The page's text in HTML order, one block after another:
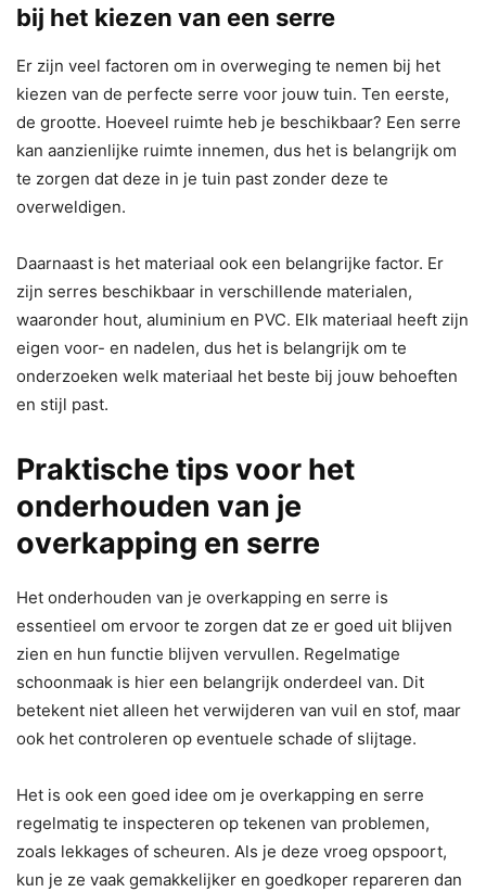
bij het kiezen van een serre
Er zijn veel factoren om in overweging te nemen bij het
kiezen van de perfecte serre voor jouw tuin. Ten eerste,
de grootte. Hoeveel ruimte heb je beschikbaar? Een serre
kan aanzienlijke ruimte innemen, dus het is belangrijk om
te zorgen dat deze in je tuin past zonder deze te
overweldigen.
Daarnaast is het materiaal ook een belangrijke factor. Er
zijn serres beschikbaar in verschillende materialen,
waaronder hout, aluminium en PVC. Elk materiaal heeft zijn
eigen voor- en nadelen, dus het is belangrijk om te
onderzoeken welk materiaal het beste bij jouw behoeften
en stijl past.
Praktische tips voor het
onderhouden van je
overkapping en serre
Het onderhouden van je overkapping en serre is
essentieel om ervoor te zorgen dat ze er goed uit blijven
zien en hun functie blijven vervullen. Regelmatige
schoonmaak is hier een belangrijk onderdeel van. Dit
betekent niet alleen het verwijderen van vuil en stof, maar
ook het controleren op eventuele schade of slijtage.
Het is ook een goed idee om je overkapping en serre
regelmatig te inspecteren op tekenen van problemen,
zoals lekkages of scheuren. Als je deze vroeg opspoort,
kun je ze vaak gemakkelijker en goedkoper repareren dan